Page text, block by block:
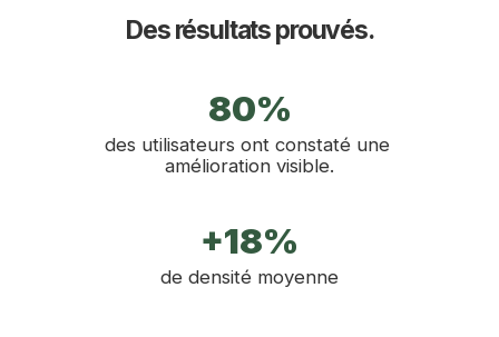
+18%
80%
de densité moyenne
des utilisateurs ont constaté une
amélioration visible.
Des résultats prouvés.